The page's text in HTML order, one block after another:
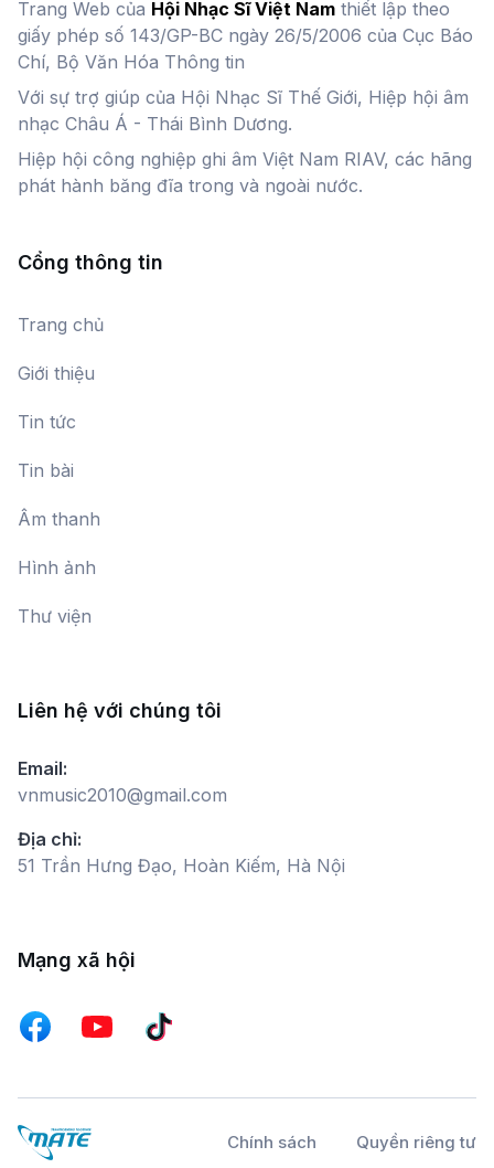
Trang Web của Hội Nhạc Sĩ Việt Nam thiết lập theo
giấy phép số 143/GP-BC ngày 26/5/2006 của Cục Báo
Chí, Bộ Văn Hóa Thông tin
Với sự trợ giúp của Hội Nhạc Sĩ Thế Giới, Hiệp hội âm
nhạc Châu Á - Thái Bình Dương.
Hiệp hội công nghiệp ghi âm Việt Nam RIAV, các hãng
phát hành băng đĩa trong và ngoài nước.
Cổng thông tin
Trang chủ
Giới thiệu
Tin tức
Tin bài
Âm thanh
Hình ảnh
Thư viện
Liên hệ với chúng tôi
Email:
vnmusic2010@gmail.com
Địa chỉ:
51 Trần Hưng Đạo, Hoàn Kiếm, Hà Nội
Mạng xã hội
Chính sách Quyền riêng tư